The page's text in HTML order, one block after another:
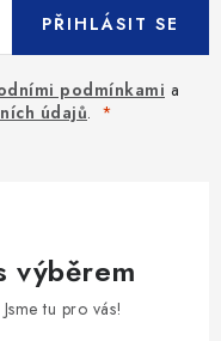
podmínkami a
údajů.
PŘIHLÁSIT SE
výběrem
tu pro vás!